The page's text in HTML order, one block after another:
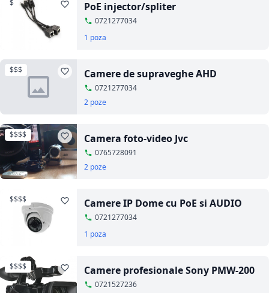
$ PoE injector/spliter
0721277034
1 poza
$$$ Camere de supraveghe AHD
0721277034
2 poze
$$$$ Camera foto-video Jvc
0765728091
2 poze
$$$$ Camere IP Dome cu PoE si AUDIO
0721277034
1 poza
$$$$ Camere profesionale Sony PMW-200
0721527236